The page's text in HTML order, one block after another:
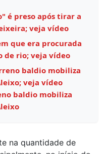
é preso após tirar a
veja vídeo
que era procurada
de rio; veja vídeo
baldio mobiliza
veja vídeo
baldio mobiliza
na quantidade de